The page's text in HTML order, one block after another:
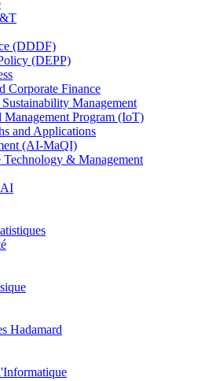
(DDDF)
(DEPP)
Corporate Finance
Management
Program (IoT)
and Applications
(AI-MaQI)
& Management
AI
Hadamard